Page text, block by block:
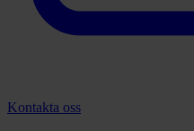
Kontakta oss